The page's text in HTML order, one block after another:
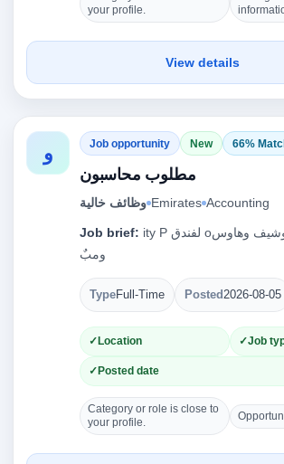
your profile.
View details
و Job opportunity New 66%
مطلوب محاسبون
وظائف خالية Emirates Accounting
Job brief: ity P ‏لفندق‎ o‏وشيف وهاوس‎ Sl ag: / y|9 ai
TypeFull-Time Posted2026-08-05
Location Job
Posted date
Category or role is close to
your profile.